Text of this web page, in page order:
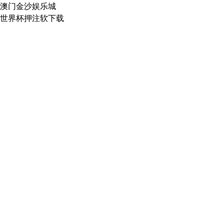
澳门金沙娱乐城
世界杯押注软下载